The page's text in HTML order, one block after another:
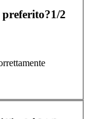
preferito?1/2